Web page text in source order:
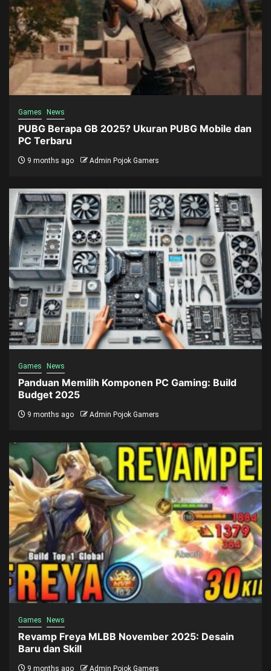
Games News
PUBG Berapa GB 2025? Ukuran PUBG Mobile dan
PC Terbaru
9 months ago Admin Pojok Gamers
Games News
Panduan Memilih Komponen PC Gaming: Build
Budget 2025
9 months ago Admin Pojok Gamers
Games News
Revamp Freya MLBB November 2025: Desain
Baru dan Skill
9 months ago Admin Pojok Gamers